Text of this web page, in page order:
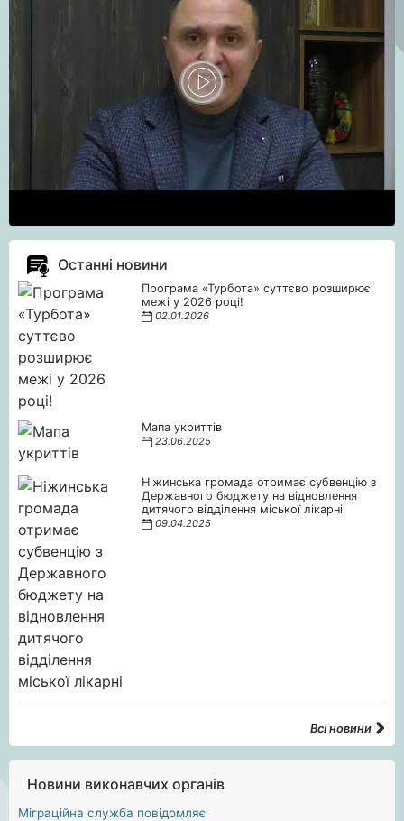
Останні новини
Програма «Турбота» суттєво розширює
межі у 2026 році!
02.01.2026
Мапа укриттів
23.06.2025
Ніжинська громада отримає субвенцію з
Державного бюджету на відновлення
дитячого відділення міської лікарні
09.04.2025
Всі новини
Новини виконавчих органів
Міграційна служба повідомляє